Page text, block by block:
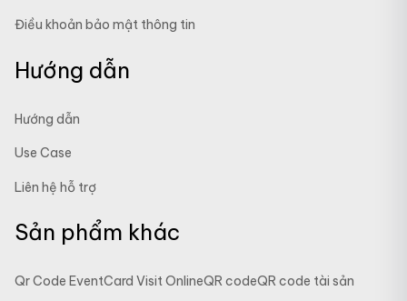
Điều khoản bảo mật thông tin
Hướng dẫn
Hướng dẫn
Use Case
Liên hệ hỗ trợ
Sản phẩm khác
Qr Code EventCard Visit OnlineQR codeQR code tài sản